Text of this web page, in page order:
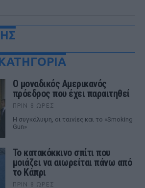
Ο μοναδικός Αμερικανός
πρόεδρος που έχει παραιτηθεί
ΠΡΙΝ 8 ΏΡΕΣ
Η συγκάλυψη, οι ταινίες και το «Smoking
Gun»
Το κατακόκκινο σπίτι που
μοιάζει να αιωρείται πάνω από
το Κάπρι
ΠΡΙΝ 8 ΏΡΕΣ